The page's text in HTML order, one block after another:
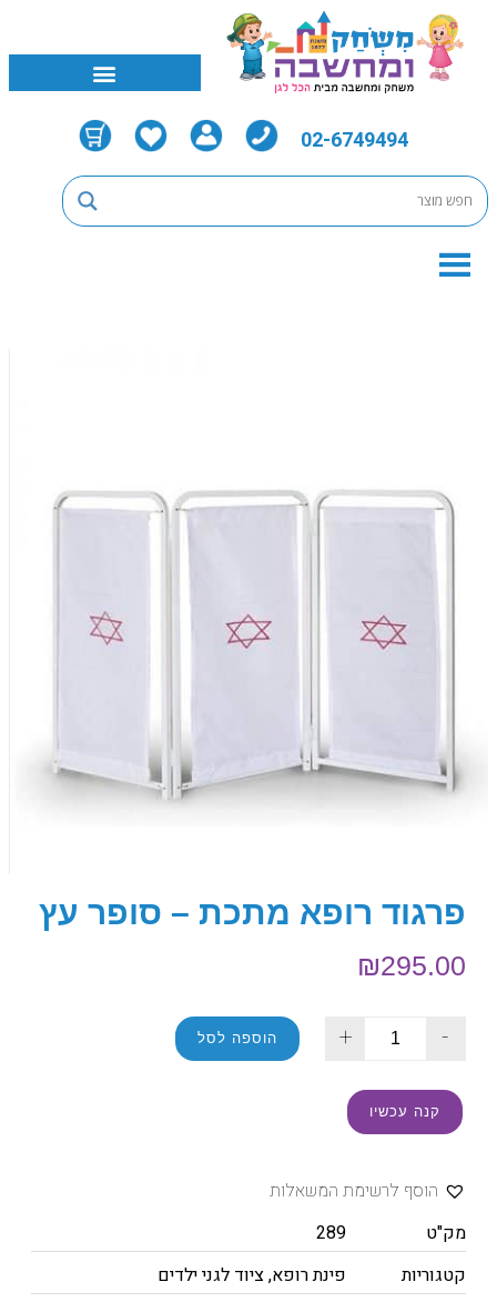
02-6749494
פרגוד רופא מתכת – סופר עץ
₪295.00
-
+ הוספה לסל
קנה עכשיו
הוסף לרשימת המשאלות
מק"ט
289
קטגוריות
פינת רופא,ציוד לגני ילדים